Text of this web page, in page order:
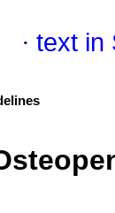
· text in